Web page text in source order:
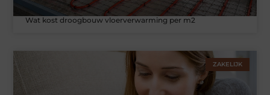
Wat kost droogbouw vloerverwarming per m2
ZAKELIJK